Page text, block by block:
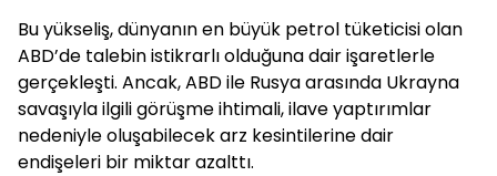
Bu yükseliş, dünyanın en büyük petrol tüketicisi olan
ABD’de talebin istikrarlı olduğuna dair işaretlerle
gerçekleşti. Ancak, ABD ile Rusya arasında Ukrayna
savaşıyla ilgili görüşme ihtimali, ilave yaptırımlar
nedeniyle oluşabilecek arz kesintilerine dair
endişeleri bir miktar azalttı.